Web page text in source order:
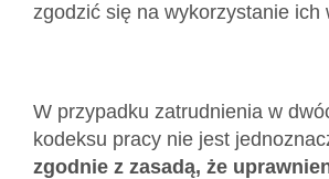
zgodzić się na wykorzystanie ich
W przypadku zatrudnienia w
kodeksu pracy nie jest
zgodnie z zasadą, że